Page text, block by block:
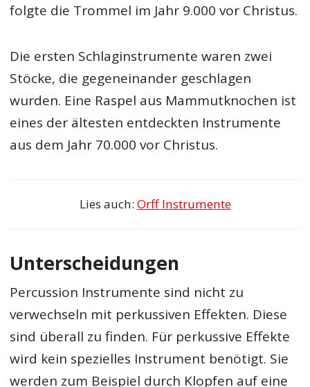
folgte die Trommel im Jahr 9.000 vor Christus.
Die ersten Schlaginstrumente waren zwei
Stöcke, die gegeneinander geschlagen
wurden. Eine Raspel aus Mammutknochen ist
eines der ältesten entdeckten Instrumente
aus dem Jahr 70.000 vor Christus.
Lies auch: Orff Instrumente
Unterscheidungen
Percussion Instrumente sind nicht zu
verwechseln mit perkussiven Effekten. Diese
sind überall zu finden. Für perkussive Effekte
wird kein spezielles Instrument benötigt. Sie
werden zum Beispiel durch Klopfen auf eine